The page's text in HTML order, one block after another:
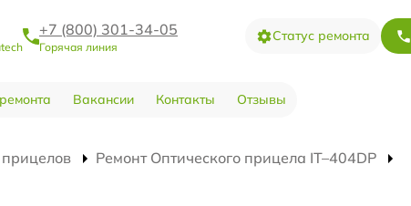
+7 (800) 301-34-05
Горячая линия
Статус ремонта
Вакансии Контакты Отзывы
Ремонт Оптического прицела IT–404DP